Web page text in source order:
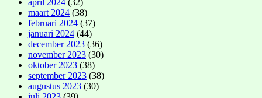
april 2024 (32)
maart 2024 (38)
februari 2024 (37)
januari 2024 (44)
december 2023 (36)
november 2023 (30)
oktober 2023 (38)
september 2023 (38)
augustus 2023 (30)